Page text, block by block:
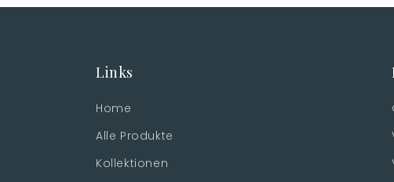
Links
Home
Alle Produkte
Kollektionen